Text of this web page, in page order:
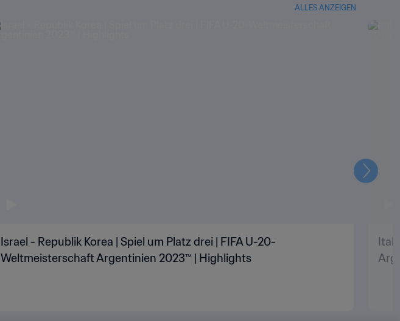
ALLES ANZEIGEN
Israel - Republik Korea | Spiel um Platz drei | FIFA U-20-
Weltmeisterschaft Argentinien 2023™ | Highlights
Weiter